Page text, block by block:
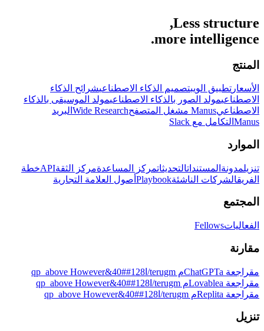
Less structure,
more intelligence.
المنتج
الأسعار تطبيق الويبتصميم الذكاء الاصطناعيشرائح الذكاء
الاصطناعيمولد الصور بالذكاء الاصطناعيمولد الموسيقى بالذكاء
الاصطناعيManus مشغل المتصفح Wide Research البريد
Manus التكامل مع Slack
الموارد
تنزيلمدونة المستنداتالتحديثاتمركز المساعدةمركز الثقةAPIخطة
الفريقالشركات الناشئةPlaybook أصول العلامة التجارية
المجتمع
الفعالياتFellows
مقارنة
مقراجعة ChatGPTaم terugm/ا128##40&qp_above However
مقراجعة Lovableaم terugm/ا128##40&qp_above However
مقراجعة Replitaم terugm/ا128##40&qp_above However
تنزيل